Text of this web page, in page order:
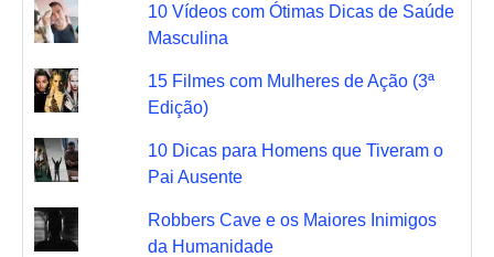
10 Vídeos com Ótimas Dicas de Saúde
Masculina
15 Filmes com Mulheres de Ação (3ª
Edição)
10 Dicas para Homens que Tiveram o
Pai Ausente
Robbers Cave e os Maiores Inimigos
da Humanidade